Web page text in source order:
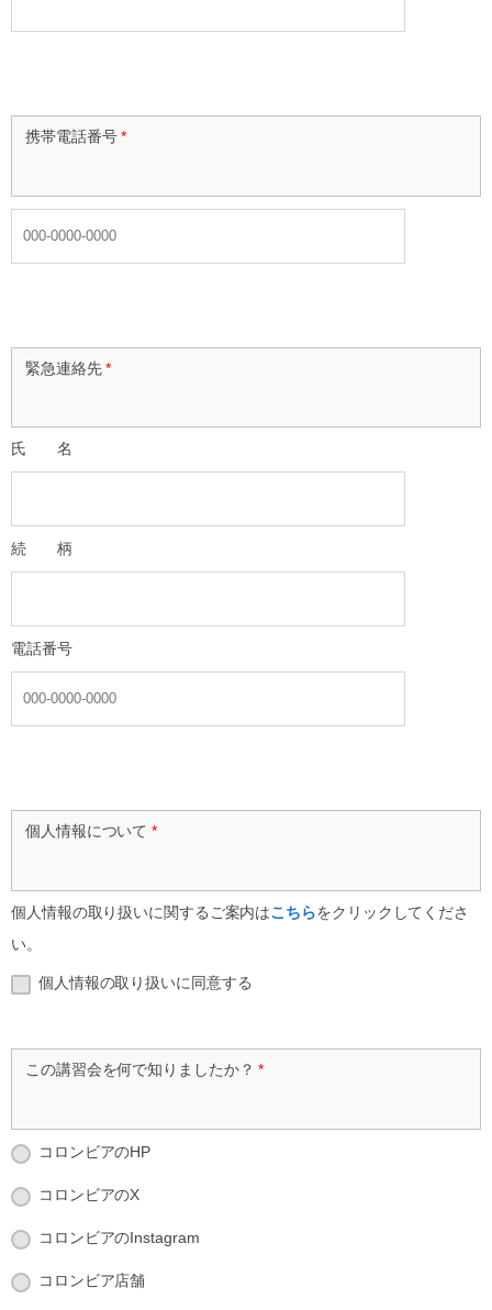
携帯電話番号*
緊急連絡先*
氏 名
続 柄
電話番号
個人情報について*
個人情報の取り扱いに関するご案内はこちらをクリックしてくださ
い。
個人情報の取り扱いに同意する
この講習会を何で知りましたか？*
コロンビアのHP
コロンビアのX
コロンビアのInstagram
コロンビア店舗